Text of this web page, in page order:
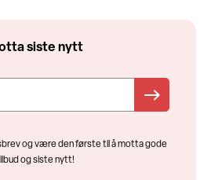
siste nytt
og være den første til å motta gode
og siste nytt!